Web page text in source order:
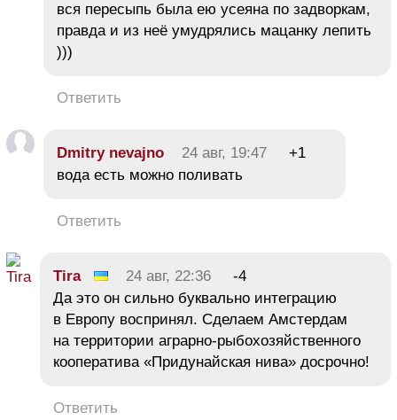
вся пересыпь была ею усеяна по задворкам,
правда и из неё умудрялись мацанку лепить
)))
Ответить
Dmitry nevajno 24 авг, 19:47
+1
вода есть можно поливать
Ответить
Tira 24 авг, 22:36
-4
Да это он сильно буквально интеграцию
в Европу воспринял. Сделаем Амстердам
на территории аграрно-рыбохозяйственного
кооператива «Придунайская нива» досрочно!
Ответить